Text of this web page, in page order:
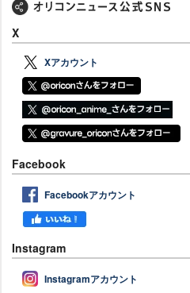
X
Xアカウント
Facebook
Facebookアカウント
Instagram
Instagramアカウント